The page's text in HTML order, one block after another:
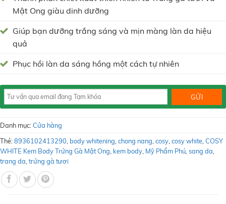
Mật Ong giàu dinh dưỡng
Giúp bạn dưỡng trắng sáng và mịn màng làn da hiệu
quả
Phục hồi làn da sáng hồng một cách tự nhiên
Danh mục:Cửa hàng
Thẻ:8936102413290 body whitening chong nang cosy cosy white COSY
WHITE Kem Body Trứng Gà Mật Ong kem body Mỹ Phẩm Phú sang da
trang da trứng gà tươi